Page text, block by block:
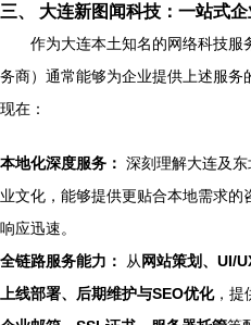
三、 大连新图闻科技：一站式
作为大连本土知名的网络科技服
务商）通常能够为企业提供上述服
现在：
本地化深度服务： 深刻理解大连及
业文化，能够提供更贴合本地需求的
响应迅速。
全链路服务能力：
从 网站策划、UI/
上线部署、后期维护与SEO优化，提